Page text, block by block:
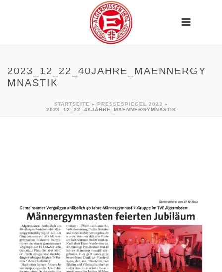
2023_12_22_40JAHRE_MAENNERGY
MNASTIK
STARTSEITE » PRESSESPIEGEL 2023 »
2023_12_22_40JAHRE_MAENNERGYMNASTIK